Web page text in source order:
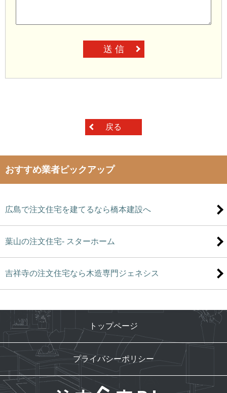
送 信
戻る
おすすめ業者ピックアップ
広島で注文住宅を建てるなら橋本建設へ
葉山の注文住宅- スターホーム
吉祥寺の注文住宅なら木造専門ジェネシス
トップページ
プライバシーポリシー